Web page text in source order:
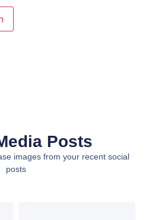
Posts
images from your recent social
posts